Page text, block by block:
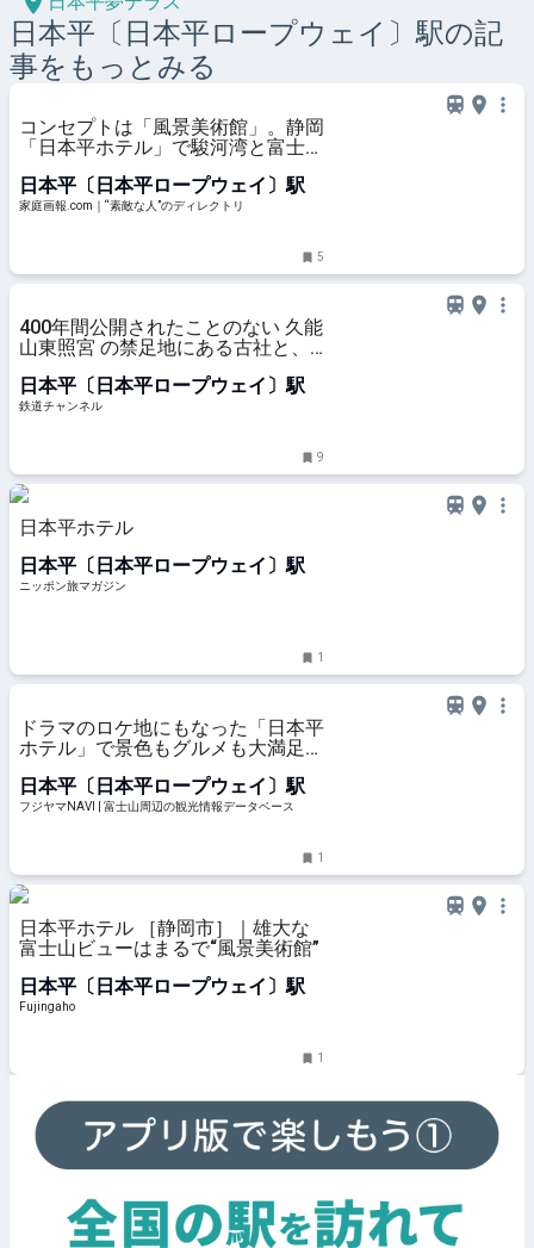
日本平〔日本平ロープウェイ〕駅の記
事をもっとみる
コンセプトは「風景美術館」。静岡
「日本平ホテル」で駿河湾と富士山
敵な人”のディレクトリ
日本平〔日本平ロープウェイ〕駅
家庭画報.com｜“素敵な人”のディレクトリ
5
400年間公開されたことのない 久能
山東照宮 の禁足地にある古社と、
景カフェタイム（静岡県） | コラム
| 鉄道チャンネル
日本平〔日本平ロープウェイ〕駅
鉄道チャンネル
9
日本平ホテル
日本平〔日本平ロープウェイ〕駅
ニッポン旅マガジン
1
ドラマのロケ地にもなった「日本平
ホテル」で景色もグルメも大満足！
日本平〔日本平ロープウェイ〕駅
フジヤマNAVI | 富士山周辺の観光情報データベース
1
日本平ホテル ［静岡市］｜雄大な
富士山ビューはまるで“風景美術館”
日本平〔日本平ロープウェイ〕駅
Fujingaho
1